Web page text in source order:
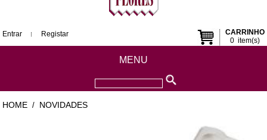
CARRINHO
0item(s)
Entrar Registar
MENU
HOME / NOVIDADES